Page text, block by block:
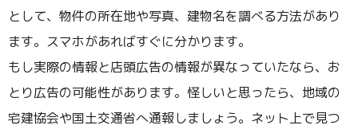
として、物件の所在地や写真、建物名を調べる方法があり
ます。スマホがあればすぐに分かります。
もし実際の情報と店頭広告の情報が異なっていたなら、お
とり広告の可能性があります。怪しいと思ったら、地域の
宅建協会や国土交通省へ通報しましょう。ネット上で見つ